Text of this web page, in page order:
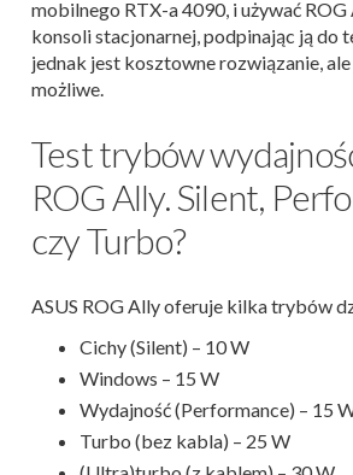
mobilnego RTX-a 4090, i używać
konsoli stacjonarnej, podpinając ją do
jednak jest kosztowne rozwiązanie,
możliwe.
Test trybów
ROG Ally. Silent,
czy Turbo?
ASUS ROG Ally oferuje kilka trybów
Cichy (Silent) – 10 W
Windows – 15 W
Wydajność (Performance) – 15
Turbo (bez kabla) – 25 W